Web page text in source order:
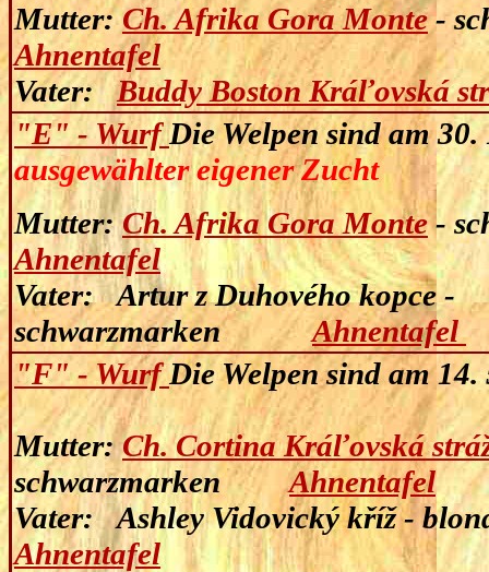
Mutter:Ch. Afrika Gora Monte-
Ahnentafel
Vater:Buddy Boston Kráľovská
"E" - WurfDie Welpen sind am
ausgewählter eigener Zucht
Mutter:Ch. Afrika Gora Monte-
Ahnentafel
Vater:Artur z Duhového kopce -
schwarzmarkenAhnentafel
"F" - WurfDie Welpen sind am14.
Mutter: Ch. Cortina Kráľovská
schwarzmarken
Ahnentafel
Vater:Ashley
Ahnentafel